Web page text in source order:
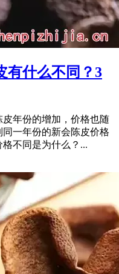
有什么不同？3
年份的增加，价格也随
一年份的新会陈皮价格
不同是为什么？...